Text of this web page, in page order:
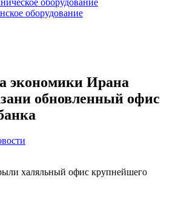
оборудование
оборудование
экономики Ирана
обновленный офис
халяльный офис крупнейшего